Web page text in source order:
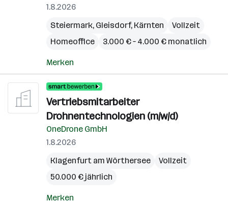
1.8.2026
Steiermark, Gleisdorf, Kärnten
Vollzeit
Homeoffice
3.000 € – 4.000 € monatlich
Merken
Vertriebsmitarbeiter
Drohnentechnologien (m/w/d)
OneDrone GmbH
1.8.2026
Klagenfurt am Wörthersee
Vollzeit
50.000 € jährlich
Merken